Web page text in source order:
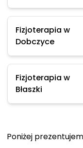
Fizjoterapia w
Dobczyce
Fizjoterapia w
Błaszki
Poniżej